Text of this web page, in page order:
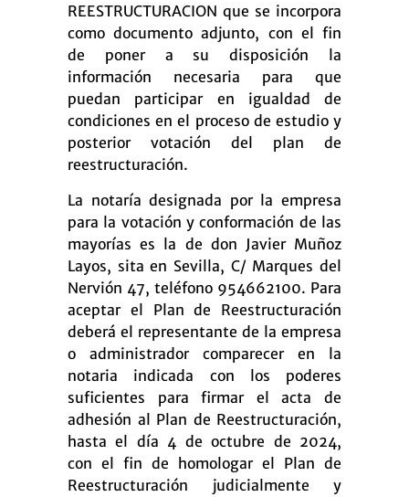
REESTRUCTURACION que se incorpora
como documento adjunto, con el fin
de poner a su disposición la
información necesaria para que
puedan participar en igualdad de
condiciones en el proceso de estudio y
posterior votación del plan de
reestructuración.
La notaría designada por la empresa
para la votación y conformación de las
mayorías es la de don Javier Muñoz
Layos, sita en Sevilla, C/ Marques del
Nervión 47, teléfono 954662100. Para
aceptar el Plan de Reestructuración
deberá el representante de la empresa
o administrador comparecer en la
notaria indicada con los poderes
suficientes para firmar el acta de
adhesión al Plan de Reestructuración,
hasta el día 4 de octubre de 2024,
con el fin de homologar el Plan de
Reestructuración judicialmente y